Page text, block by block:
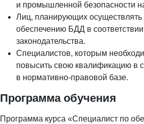
и промышленной безопасности
Лиц, планирующих осуществлять
обеспечению БДД в
законодательства.
Специалистов, которым
повысить свою квалификацию в
в нормативно-правовой базе.
Программа обучения
Программа курса «Специалист по